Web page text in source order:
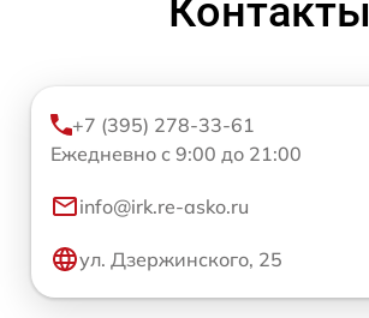
Контакты
+7 (395) 278-33-61
Ежедневно с 9:00 до 21:00
info@irk.re-asko.ru
ул. Дзержинского, 25